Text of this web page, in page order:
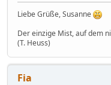
Liebe Grüße, Susanne
Der einzige Mist, auf dem
(T. Heuss)
Fia